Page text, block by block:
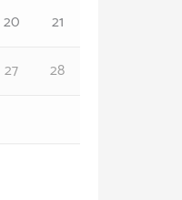
20
21
27
28